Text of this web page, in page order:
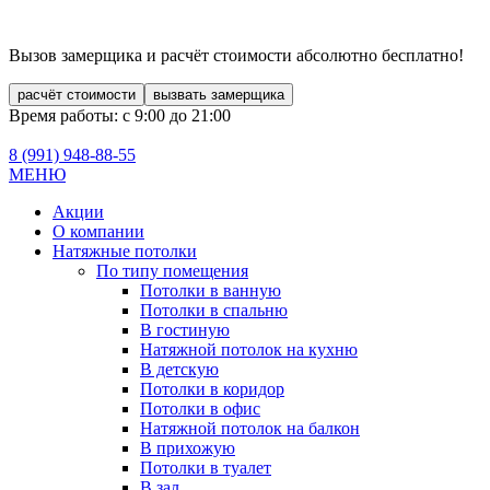
Вызов замерщика и расчёт стоимости абсолютно бесплатно!
расчёт стоимости вызвать замерщика
Время работы: с 9:00 до 21:00
8 (991) 948-88-55
МЕНЮ
Акции
О компании
Натяжные потолки
По типу помещения
Потолки в ванную
Потолки в спальню
В гостиную
Натяжной потолок на кухню
В детскую
Потолки в коридор
Потолки в офис
Натяжной потолок на балкон
В прихожую
Потолки в туалет